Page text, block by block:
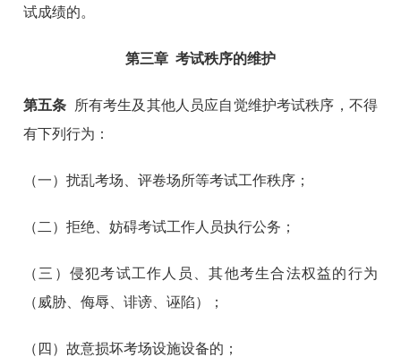
试成绩的。
第三章 考试秩序的维护
第五条
所有考生及其他人员应自觉维护考试秩序，不得
有下列行为：
（一）扰乱考场、评卷场所等考试工作秩序；
（二）拒绝、妨碍考试工作人员执行公务；
（三）侵犯考试工作人员、其他考生合法权益的行为
（威胁、侮辱、诽谤、诬陷）；
（四）故意损坏考场设施设备的；